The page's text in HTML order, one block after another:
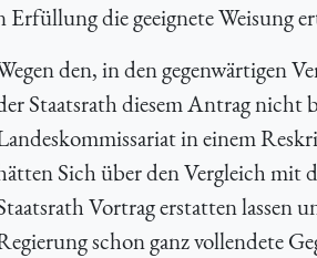
Erfüllung die geeignete Weisung
den, in den gegenwärtigen
Staatsrath diesem Antrag nicht
in einem
Sich über den Vergleich mit
Vortrag erstatten lassen
schon ganz vollendete